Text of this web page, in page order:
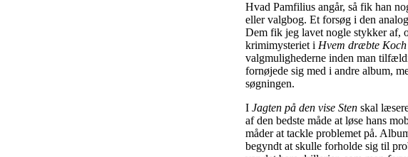
Hvad Pamfilius angår, så fik han
eller valgbog. Et forsøg i den
Dem fik jeg lavet nogle stykker af,
krimimysteriet i Hvem dræbte
valgmulighederne inden man
fornøjede sig med i andre album,
søgningen.
I Jagten på den vise Stenskal
af den bedste måde at løse hans
måder at tackle problemet på.
begyndt at skulle forholde sig til